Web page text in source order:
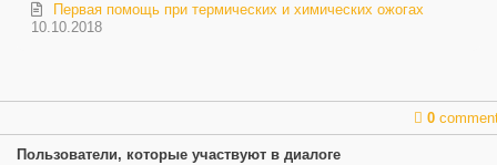
10.10.2018
Первая помощь при термических и химических ожогах
0
Пользователи, которые участвуют в диалоге